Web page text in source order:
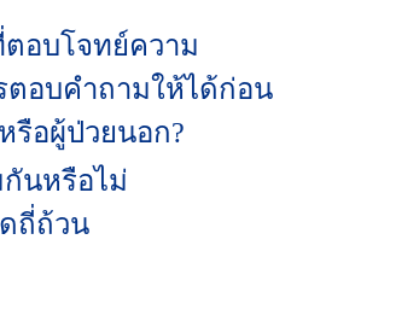
อบโจทย์ความ
อบคำถามให้ได้ก่อน
รือผู้ป่วยนอก?
นหรือไม่
ถี่ถ้วน